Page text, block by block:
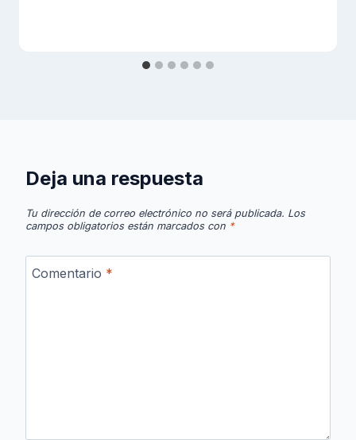
Deja una respuesta
Tu dirección de correo electrónico no será publicada. Los
campos obligatorios están marcados con *
Comentario *